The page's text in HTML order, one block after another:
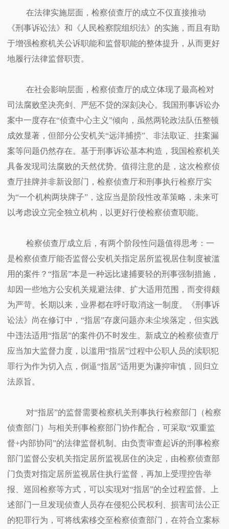
在法律实施层面，检察侦查厅的成立不仅直接推动
《刑事诉讼法》和《人民检察院组织法》的实施，而且有助
于增强检察机关公诉职能和监督职能的整体提升，从而更好
地履行法律监督职责。
在社会影响层面，检察侦查厅的成立体现了最高检对
司法腐败坚决亮剑、严惩不贷的深刻决心。我国刑事诉讼办
案中一度存在“侦查中心主义”倾向，虽然两轮政法队伍整顿
成效显著，但部分公安机关“远洋捕捞”、非法取证、挂案漏
案等问题仍然存在。基于刑事诉讼基本构造，我国检察机关
具备发现司法腐败的天然优势。值得注意的是，这次检察侦
查厅挂牌并非新设部门，检察侦查厅和刑事执行检察厅实
为“一个机构两块牌子”，这应当是阶段性改革策略，未来可
以考虑设立完全独立机构，以更好行使检察侦查职能。
检察侦查厅成立后，有两个阶段性问题值得思考：一
是检察侦查厅能否监督公安机关指定居所监视居住制度被滥
用的案件？“指居”本是一种远比逮捕要轻的刑事强制措施，
却因一些地方公安机关规避法律、扩大适用范围，而变得颇
为严苛。长期以来，业界都在呼吁取消这一制度。《刑事诉
讼法》尚在修订中，“指居”存废问题亦未尘埃落定，但实践
中违法适用“指居”的案件仍不时发生。新成立的检察侦查厅
应当加大监督力度，以滥用“指居”过程中公职人员的渎职犯
罪行为作为切入点，倒逼“指居”适用更为谦抑审慎，回归立
法原旨。
对“指居”的监督需要检察机关刑事执行检察部门（检察
侦查部门）与相关刑事检察部门协作配合，可采取“双重监
督+内部协同”的法律监督机制。由负责审查起诉的刑事检察
部门监督公安机关指定居所监视居住的决定，由检察侦查部
门负责对指定居所监视居住执行监督，再加上受理控告举
报、巡回检察等方式，可以实现对“指居”的全过程监督。上
述部门一旦发现侦查人员存在侵犯公民权利、损害司法公正
的犯罪行为，可将线索移交至检察侦查部门，在符合立案标